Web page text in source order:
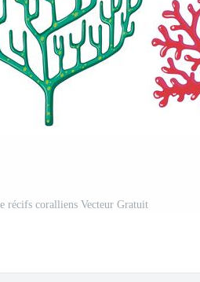
récifs coralliens Vecteur Gratuit